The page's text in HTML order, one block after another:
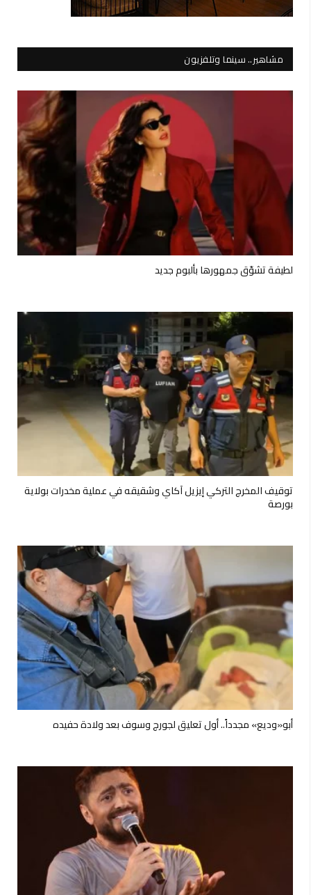
مشاهير.. سينما وتلفزيون
لطيفة تشوّق جمهورها بألبوم جديد
توقيف المخرج التركي إيزيل آكاي وشقيقه في عملية مخدرات بولاية
بورصة
أبو«وديع» مجدداً.. أول تعليق لجورج وسوف بعد ولادة حفيده